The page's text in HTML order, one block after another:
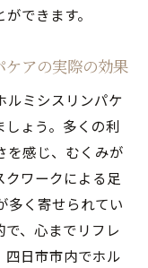
ケアを受ける
ケア導入の背
スリンパケア
できます。
ケアの実際の効果
ルミシスリンパケ
しょう。多くの利
を感じ、むくみが
ワークによる足
多く寄せられてい
で、心までリフレ
四日市市内でホル